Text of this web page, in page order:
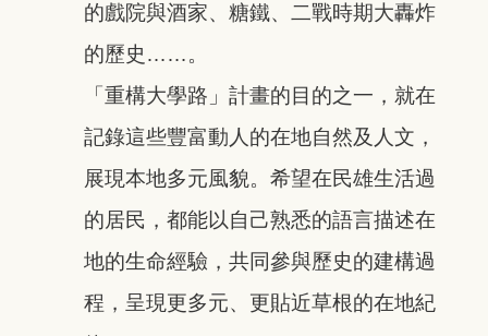
的戲院與酒家、糖鐵、二戰時期大轟炸
的歷史……。
「重構大學路」計畫的目的之一，就在
記錄這些豐富動人的在地自然及人文，
展現本地多元風貌。希望在民雄生活過
的居民，都能以自己熟悉的語言描述在
地的生命經驗，共同參與歷史的建構過
程，呈現更多元、更貼近草根的在地紀